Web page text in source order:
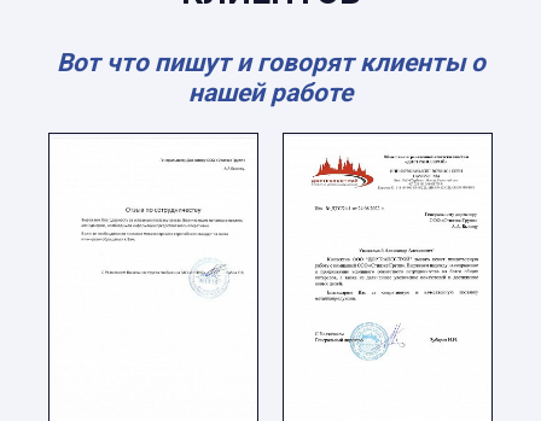
Вот что пишут и говорят клиенты о
нашей работе